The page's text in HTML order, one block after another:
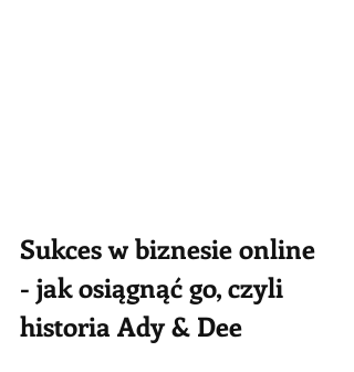
Sukces w biznesie online
- jak osiągnąć go, czyli
historia Ady & Dee